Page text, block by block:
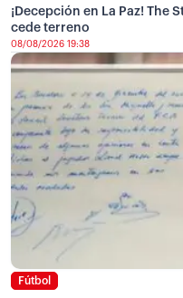
¡Decepción en La Paz! The
cede terreno
08/08/2026 19:38
Fútbol